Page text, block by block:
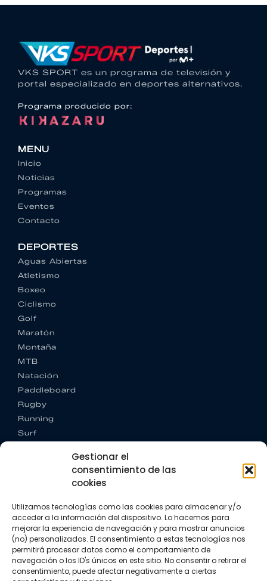
Gestionar el
consentimiento de las
cookies
Utilizamos tecnologías como las cookies para almacenar y/o
acceder a la información del dispositivo. Lo hacemos para
mejorar la experiencia de navegación y para mostrar anuncios
(no) personalizados. El consentimiento a estas tecnologías nos
permitirá procesar datos como el comportamiento de
navegación o los ID's únicos en este sitio. No consentir o retirar el
consentimiento, puede afectar negativamente a ciertas
VKS SPORT es un programa de televisión y
portal especializado en deportes alternativos.
Programa producido por:
MENU
Inicio
Noticias
Programas
Eventos
Contacto
DEPORTES
Aguas Abiertas
Atletismo
Boxeo
Ciclismo
Golf
Maratón
Montaña
MTB
Natación
Paddleboard
Rugby
Running
Surf
CONTACTO
+34 662 342 177
info@vkssport.com
SÍGUENOS